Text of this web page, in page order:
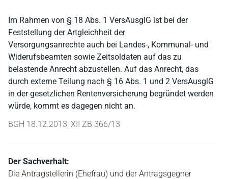
Im Rahmen von § 18 Abs. 1 VersAusglG ist bei der
Feststellung der Artgleichheit der
Versorgungsanrechte auch bei Landes-, Kommunal- und
Widerufsbeamten sowie Zeitsoldaten auf das zu
belastende Anrecht abzustellen. Auf das Anrecht, das
durch externe Teilung nach § 16 Abs. 1 und 2 VersAusglG
in der gesetzlichen Rentenversicherung begründet werden
würde, kommt es dagegen nicht an.
BGH 18.12.2013, XII ZB 366/13
Der Sachverhalt:
Die Antragstellerin (Ehefrau) und der Antragsgegner